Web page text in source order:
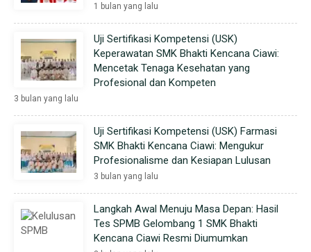
1 bulan yang lalu
Uji Sertifikasi Kompetensi (USK)
Keperawatan SMK Bhakti Kencana Ciawi:
Mencetak Tenaga Kesehatan yang
Profesional dan Kompeten
3 bulan yang lalu
Uji Sertifikasi Kompetensi (USK) Farmasi
SMK Bhakti Kencana Ciawi: Mengukur
Profesionalisme dan Kesiapan Lulusan
3 bulan yang lalu
Langkah Awal Menuju Masa Depan: Hasil
Tes SPMB Gelombang 1 SMK Bhakti
Kencana Ciawi Resmi Diumumkan